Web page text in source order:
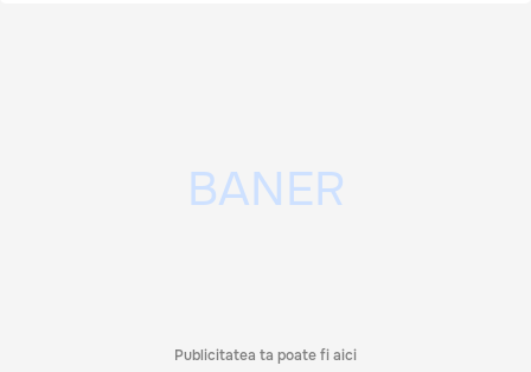
Publicitatea ta poate fi aici